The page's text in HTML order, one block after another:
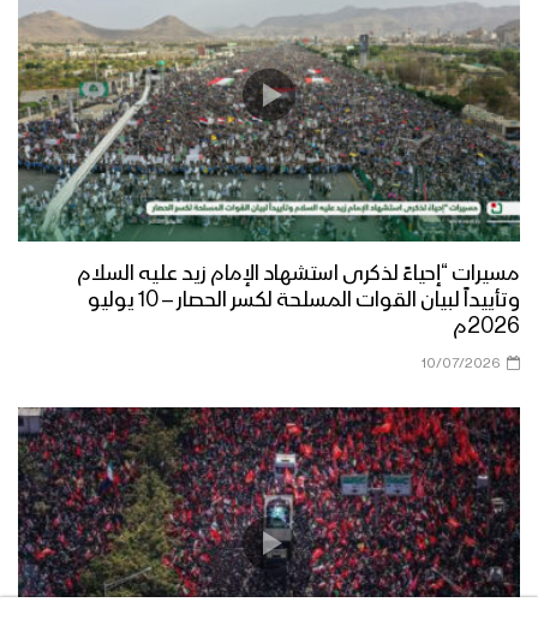
مسيرات “إحياءً لذكرى استشهاد الإمام زيد عليه السلام
وتأييداً لبيان القوات المسلحة لكسر الحصار – 10 يوليو
2026م
10/07/2026